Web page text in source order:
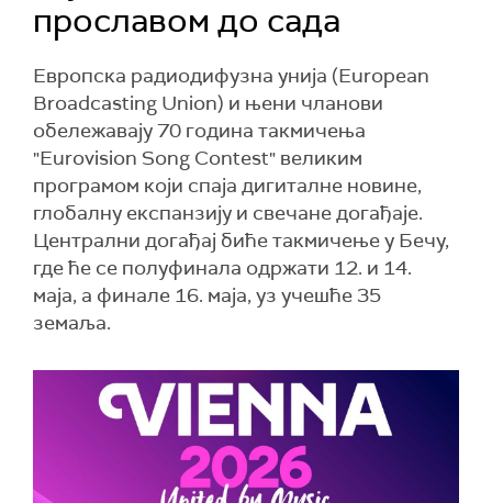
прославом до сада
Европска радиодифузна унија (European
Broadcasting Union) и њени чланови
обележавају 70 година такмичења
"Eurovision Song Contest" великим
програмом који спаја дигиталне новине,
глобалну експанзију и свечане догађаје.
Централни догађај биће такмичење у Бечу,
где ће се полуфинала одржати 12. и 14.
маја, а финале 16. маја, уз учешће 35
земаља.